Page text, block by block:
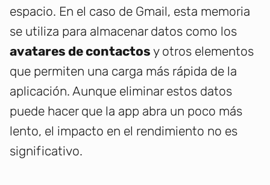
espacio. En el caso de Gmail, esta memoria
se utiliza para almacenar datos como los
avatares de contactos y otros elementos
que permiten una carga más rápida de la
aplicación. Aunque eliminar estos datos
puede hacer que la app abra un poco más
lento, el impacto en el rendimiento no es
significativo.